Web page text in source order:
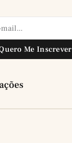
Me Inscrever